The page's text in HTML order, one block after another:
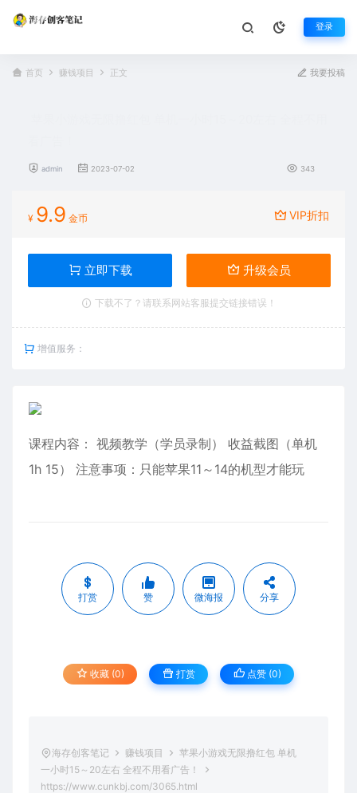
登录
首页 赚钱项目 正文 我要投稿
admin 2023-07-02 343
¥ 9.9 金币 VIP折扣
立即下载 升级会员
下载不了？请联系网站客服提交链接错误！
增值服务：
课程内容： 视频教学（学员录制） 收益截图（单机
1h 15） 注意事项：只能苹果11～14的机型才能玩
打赏 赞 微海报 分享
收藏 (0) 打赏 点赞 (0)
海存创客笔记 赚钱项目
苹果小游戏无限撸红包 单机
一小时15～20左右 全程不用看广告！
https://www.cunkbj.com/3065.html